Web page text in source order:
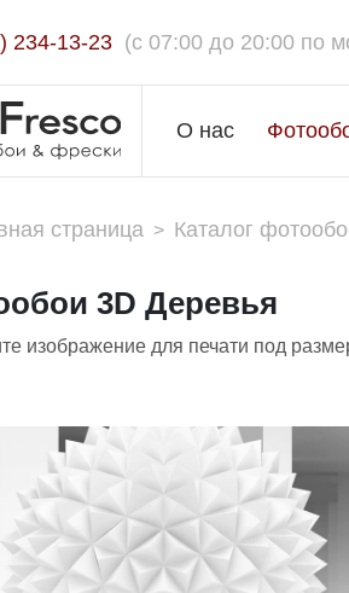
234-13-23 (c 07:00 до 20:00 по
О нас
страница > Каталог
3D Деревья
изображение для печати под